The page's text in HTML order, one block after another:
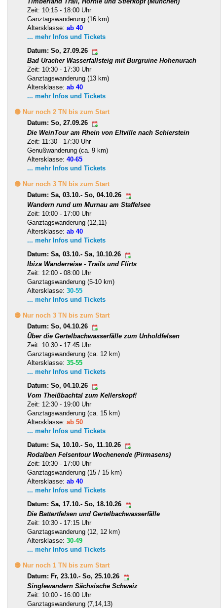
Zeit: 10:15 - 18:00 Uhr
Ganztagswanderung (16 km)
Altersklasse: ab 40
... mehr Infos und Tickets
Datum: So, 27.09.26
Bad Uracher Wasserfallsteig mit Burgruine Hohenurach
Zeit: 10:30 - 17:30 Uhr
Ganztagswanderung (13 km)
Altersklasse: ab 40
... mehr Infos und Tickets
🟡 Nur noch 2 TN bis zum Start
Datum: So, 27.09.26
Die WeinTour am Rhein von Eltville nach Schierstein
Zeit: 11:30 - 17:30 Uhr
Genußwanderung (ca. 9 km)
Altersklasse: 40-65
... mehr Infos und Tickets
🟡 Nur noch 3 TN bis zum Start
Datum: Sa, 03.10.- So, 04.10.26
Wandern rund um Murnau am Staffelsee
Zeit: 10:00 - 17:00 Uhr
Ganztagswanderung (12,11)
Altersklasse: ab 40
... mehr Infos und Tickets
Datum: Sa, 03.10.- Sa, 10.10.26
Ibiza Wanderreise - Trails und Flirts
Zeit: 12:00 - 08:00 Uhr
Ganztagswanderung (5-10 km)
Altersklasse: 30-55
... mehr Infos und Tickets
🟡 Nur noch 3 TN bis zum Start
Datum: So, 04.10.26
Über die Gertelbachwasserfälle zum Unholdfelsen
Zeit: 10:30 - 17:45 Uhr
Ganztagswanderung (ca. 12 km)
Altersklasse: 35-55
... mehr Infos und Tickets
Datum: So, 04.10.26
Vom Theißbachtal zum Kellerskopf!
Zeit: 12:30 - 19:00 Uhr
Ganztagswanderung (ca. 15 km)
Altersklasse: ab 50
... mehr Infos und Tickets
Datum: Sa, 10.10.- So, 11.10.26
Rodalben Felsentour Wochenende (Pirmasens)
Zeit: 10:30 - 17:00 Uhr
Ganztagswanderung (15 / 15 km)
Altersklasse: ab 40
... mehr Infos und Tickets
Datum: Sa, 17.10.- So, 18.10.26
Die Battertfelsen und Gertelbachwasserfälle
Zeit: 10:30 - 17:15 Uhr
Ganztagswanderung (12, 12 km)
Altersklasse: 30-49
... mehr Infos und Tickets
🟡 Nur noch 1 TN bis zum Start
Datum: Fr, 23.10.- So, 25.10.26
Singlewandern Sächsische Schweiz
Zeit: 10:00 - 16:00 Uhr
Ganztagswanderung (7,14,13)